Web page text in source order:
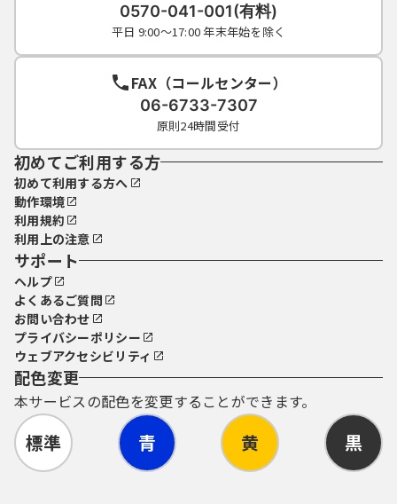
0570-041-001(有料)
平日 9:00～17:00 年末年始を除く
FAX（コールセンター）
06-6733-7307
原則24時間受付
初めてご利用する方
初めて利用する方へ
動作環境
利用規約
利用上の注意
サポート
ヘルプ
よくあるご質問
お問い合わせ
プライバシーポリシー
ウェブアクセシビリティ
配色変更
本サービスの配色を変更することができます。
標準 青 黄 黒